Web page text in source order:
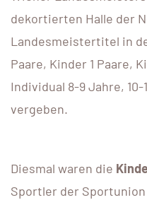
dekortierten Halle der
Landesmeistertitel in
Paare, Kinder 1 Paare,
Individual 8-9 Jahre, 10-
vergeben.
Diesmal waren die
Sportler der